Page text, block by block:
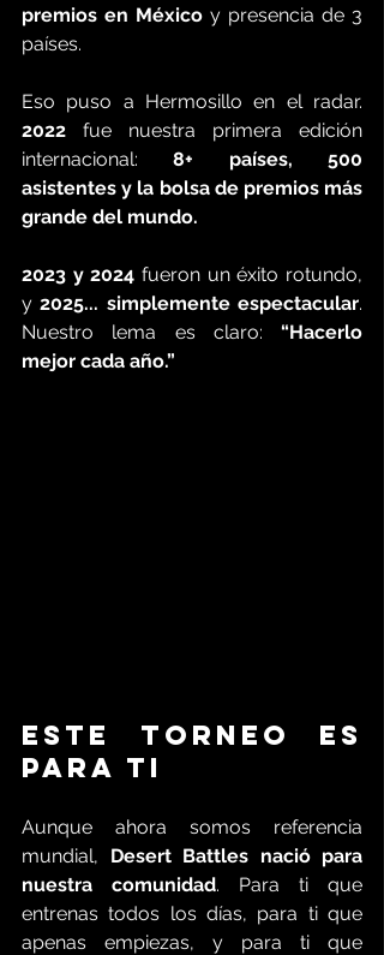
premios en México y presencia de 3
países.
2022 fue nuestra primera edición
internacional: 8+ países, 500
asistentes y la bolsa de premios más
grande del mundo.
2023 y 2024 fueron un éxito rotundo,
y 2025... simplemente espectacular.
Nuestro lema es claro: “Hacerlo
mejor cada año.”
Este torneo es
para ti
Aunque ahora somos referencia
mundial, Desert Battles nació para
nuestra comunidad. Para ti que
entrenas todos los días, para ti que
apenas empiezas, y para ti que